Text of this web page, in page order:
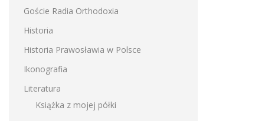
Goście Radia Orthodoxia
Historia
Historia Prawosławia w Polsce
Ikonografia
Literatura
Książka z mojej półki